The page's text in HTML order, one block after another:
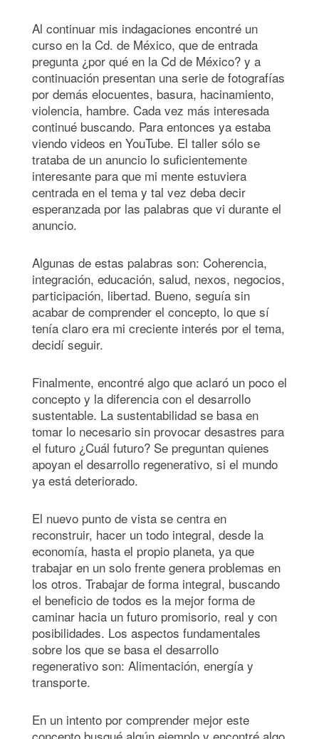
Al continuar mis indagaciones encontré un
curso en la Cd. de México, que de entrada
pregunta ¿por qué en la Cd de México? y a
continuación presentan una serie de fotografías
por demás elocuentes, basura, hacinamiento,
violencia, hambre. Cada vez más interesada
continué buscando. Para entonces ya estaba
viendo videos en YouTube. El taller sólo se
trataba de un anuncio lo suficientemente
interesante para que mi mente estuviera
centrada en el tema y tal vez deba decir
esperanzada por las palabras que vi durante el
anuncio.
Algunas de estas palabras son: Coherencia,
integración, educación, salud, nexos, negocios,
participación, libertad. Bueno, seguía sin
acabar de comprender el concepto, lo que sí
tenía claro era mi creciente interés por el tema,
decidí seguir.
Finalmente, encontré algo que aclaró un poco el
concepto y la diferencia con el desarrollo
sustentable. La sustentabilidad se basa en
tomar lo necesario sin provocar desastres para
el futuro ¿Cuál futuro? Se preguntan quienes
apoyan el desarrollo regenerativo, si el mundo
ya está deteriorado.
El nuevo punto de vista se centra en
reconstruir, hacer un todo integral, desde la
economía, hasta el propio planeta, ya que
trabajar en un solo frente genera problemas en
los otros. Trabajar de forma integral, buscando
el beneficio de todos es la mejor forma de
caminar hacia un futuro promisorio, real y con
posibilidades. Los aspectos fundamentales
sobre los que se basa el desarrollo
regenerativo son: Alimentación, energía y
transporte.
En un intento por comprender mejor este